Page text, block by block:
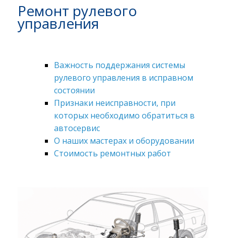
Ремонт рулевого
управления
Важность поддержания системы
рулевого управления в исправном
состоянии
Признаки неисправности, при
которых необходимо обратиться в
автосервис
О наших мастерах и оборудовании
Стоимость ремонтных работ